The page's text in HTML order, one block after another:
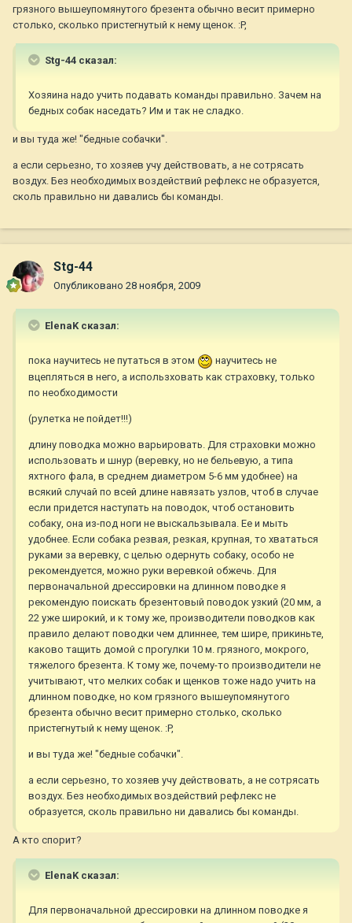
грязного вышеупомянутого брезента обычно весит примерно
столько, сколько пристегнутый к нему щенок. :P,
Stg-44 сказал:
Хозяина надо учить подавать команды правильно. Зачем на
бедных собак наседать? Им и так не сладко.
и вы туда же! "бедные собачки".
а если серьезно, то хозяев учу действовать, а не сотрясать
воздух. Без необходимых воздействий рефлекс не образуется,
сколь правильно ни давались бы команды.
Stg-44
Опубликовано 28 ноября, 2009
ElenaK сказал:
пока научитесь не путаться в этом
научитесь не
вцепляться в него, а использховать как страховку, только
по необходимости
(рулетка не пойдет!!!)
длину поводка можно варьировать. Для страховки можно
использовать и шнур (веревку, но не бельевую, а типа
яхтного фала, в среднем диаметром 5-6 мм удобнее) на
всякий случай по всей длине навязать узлов, чтоб в случае
если придется наступать на поводок, чтоб остановить
собаку, она из-под ноги не выскальзывала. Ее и мыть
удобнее. Если собака резвая, резкая, крупная, то хвататься
руками за веревку, с целью одернуть собаку, особо не
рекомендуется, можно руки веревкой обжечь. Для
первоначальной дрессировки на длинном поводке я
рекомендую поискать брезентовый поводок узкий (20 мм, а
22 уже широкий, и к тому же, производители поводков как
правило делают поводки чем длиннее, тем шире, прикиньте,
каково тащить домой с прогулки 10 м. грязного, мокрого,
тяжелого брезента. К тому же, почему-то производители не
учитывают, что мелких собак и щенков тоже надо учить на
длинном поводке, но ком грязного вышеупомянутого
брезента обычно весит примерно столько, сколько
пристегнутый к нему щенок. :P,
и вы туда же! "бедные собачки".
а если серьезно, то хозяев учу действовать, а не сотрясать
воздух. Без необходимых воздействий рефлекс не
образуется, сколь правильно ни давались бы команды.
А кто спорит?
ElenaK сказал:
Для первоначальной дрессировки на длинном поводке я